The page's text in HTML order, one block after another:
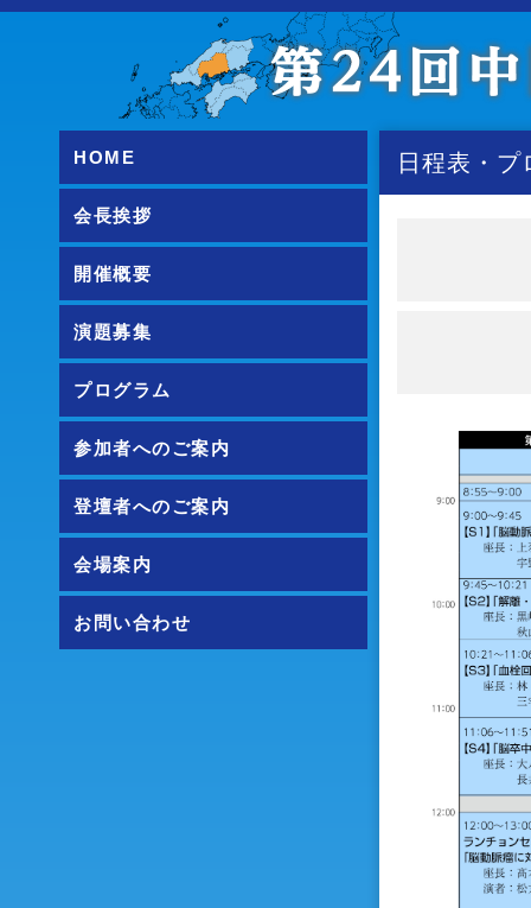
HOME
会長挨拶
開催概要
演題募集
プログラム
参加者へのご案内
登壇者へのご案内
会場案内
お問い合わせ
日程表・プ